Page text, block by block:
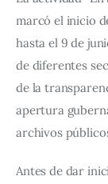
marcó el inicio
hasta el 9 de
de diferentes
de la
apertura
archivos
Antes de dar